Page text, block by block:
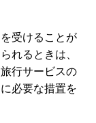
受けることが
れるときは、
行サービスの
必要な措置を